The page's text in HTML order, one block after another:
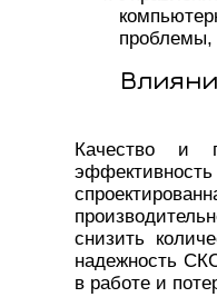
проблемы,
Качество и
снизить
надежность
в работе и